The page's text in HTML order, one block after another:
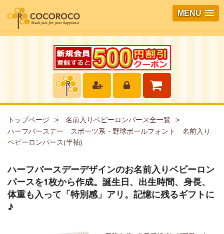
MENU
トップページ
名前入りベビーロンパース全一覧
ハーフバースデー スポーツ系・野球ボールフォント 名前入り
ベビーロンパース(半袖)
ハーフバースデーデザインのお名前入りベビーロン
パースを1枚から作成。誕生日、出生時間、身長、
体重も入って「特別感」アリ。記憶に残るギフトに
♪